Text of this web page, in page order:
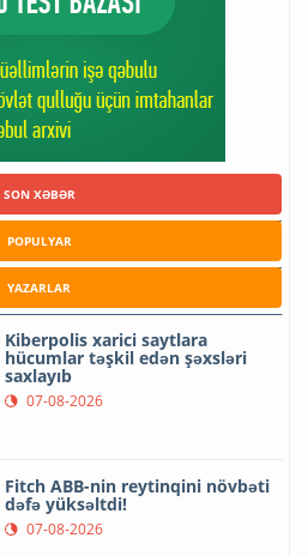
SON XƏBƏR
POPULYAR
YAZARLAR
Kiberpolis xarici saytlara
hücumlar təşkil edən şəxsləri
saxlayıb
07-08-2026
Fitch ABB-nin reytinqini növbəti
dəfə yüksəltdi!
07-08-2026